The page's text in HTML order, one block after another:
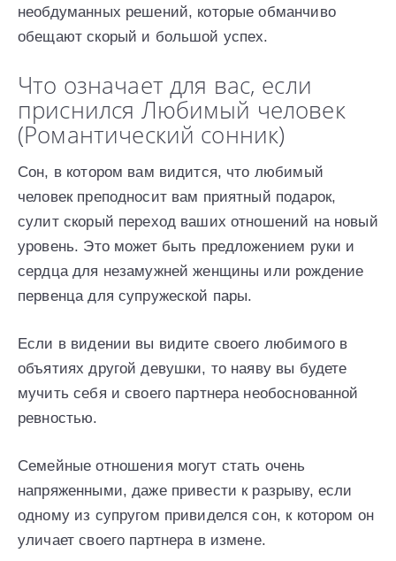
необдуманных решений, которые обманчиво
обещают скорый и большой успех.
Что означает для вас, если
приснился Любимый человек
(Романтический сонник)
Сон, в котором вам видится, что любимый
человек преподносит вам приятный подарок,
сулит скорый переход ваших отношений на новый
уровень. Это может быть предложением руки и
сердца для незамужней женщины или рождение
первенца для супружеской пары.
Если в видении вы видите своего любимого в
объятиях другой девушки, то наяву вы будете
мучить себя и своего партнера необоснованной
ревностью.
Семейные отношения могут стать очень
напряженными, даже привести к разрыву, если
одному из супругом привиделся сон, к котором он
уличает своего партнера в измене.